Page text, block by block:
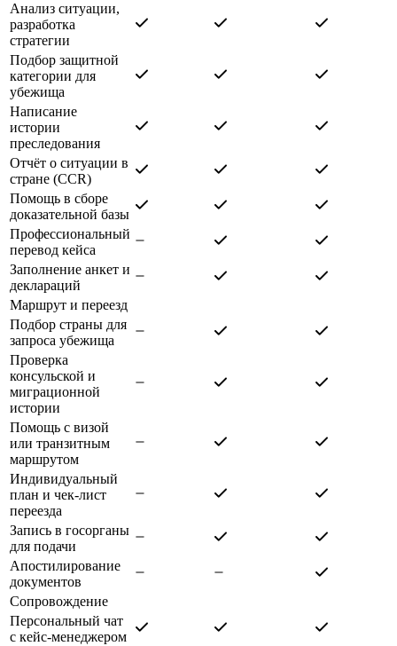
Анализ ситуации,
разработка
стратегии
Подбор защитной
категории для
убежища
Написание
истории
преследования
Отчёт о ситуации в
стране (CCR)
Помощь в сборе
доказательной базы
Профессиональный
перевод кейса
Заполнение анкет и
деклараций
Маршрут и переезд
Подбор страны для
запроса убежища
Проверка
консульской и
миграционной
истории
Помощь с визой
или транзитным
маршрутом
Индивидуальный
план и чек-лист
переезда
Запись в госорганы
для подачи
Апостилирование
документов
Сопровождение
Персональный чат
с кейс-менеджером